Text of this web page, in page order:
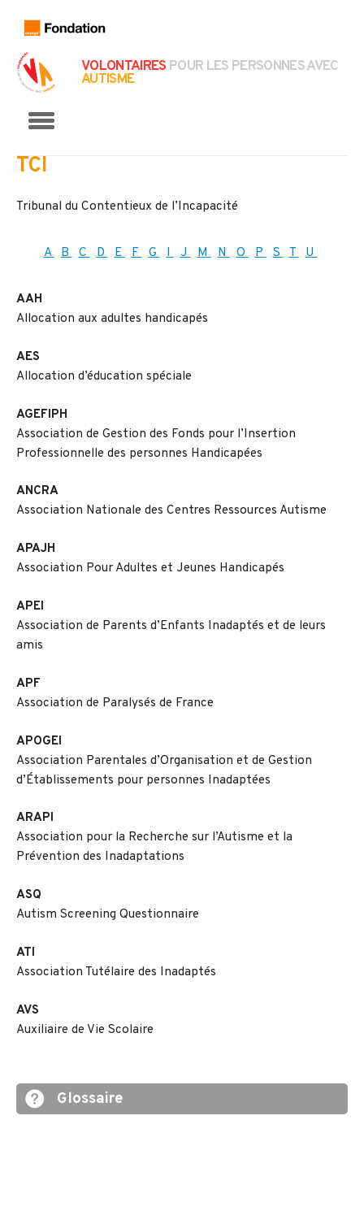
VOLONTAIRES POUR LES PERSONNES AVEC
AUTISME
TCI
Tribunal du Contentieux de l’Incapacité
A B C D E F G I J M N O P S T U
AAH
Allocation aux adultes handicapés
AES
Allocation d’éducation spéciale
AGEFIPH
Association de Gestion des Fonds pour l’Insertion
Professionnelle des personnes Handicapées
ANCRA
Association Nationale des Centres Ressources Autisme
APAJH
Association Pour Adultes et Jeunes Handicapés
APEI
Association de Parents d’Enfants Inadaptés et de leurs
amis
APF
Association de Paralysés de France
APOGEI
Association Parentales d’Organisation et de Gestion
d’Établissements pour personnes Inadaptées
ARAPI
Association pour la Recherche sur l’Autisme et la
Prévention des Inadaptations
ASQ
Autism Screening Questionnaire
ATI
Association Tutélaire des Inadaptés
AVS
Auxiliaire de Vie Scolaire
Glossaire